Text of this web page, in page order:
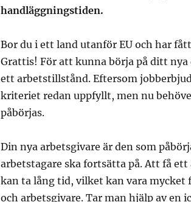
handläggningstiden.
Bor du i ett land utanför EU och har
Grattis! För att kunna börja på ditt
ett arbetstillstånd. Eftersom
kriteriet redan uppfyllt, men nu
påbörjas.
Din nya arbetsgivare är den som
arbetstagare ska fortsätta på. Att få
kan ta lång tid, vilket kan vara mycket
och arbetsgivare. Tar man hjälp av en